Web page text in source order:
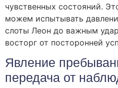
чувственных состояний.
можем испытывать
слоты Леон до важным
восторг от посторонней
Явление
передача от